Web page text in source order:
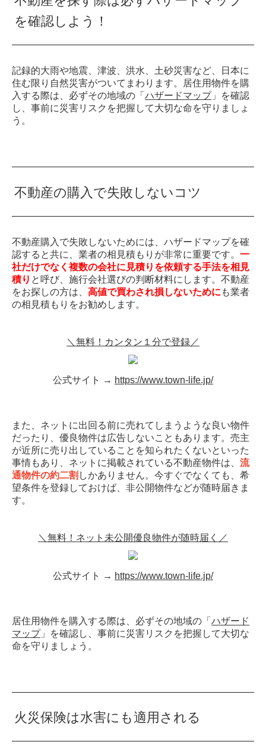
を確認しよう！
記録的大雨や地震、津波、洪水、土砂災害など、日本に
住む限り自然災害がついてまわります。居住用物件を購
入する際は、必ずその地域の「 ハザードマップ」を確認
し、事前に災害リスクを把握して大切な命を守りましょ
う。
不動産の購入で失敗しないコツ
不動産購入で失敗しないためには、ハザードマップを確
認すると共に、業者の相見積もりが非常に重要です。 一
社だけでなく複数の会社に見積りを依頼する手法を相見
積り と呼び、施行会社選びの判断材料にします。不動産
をお探しの方は、 高値で買わされ損しないために も業者
の相見積もりをお勧めします。
＼無料！カンタン１分で登録／
公式サイト → https://www.town-life.jp/
また、ネットに出回る前に売れてしまうような良い物件
だったり、優良物件は広告しないこともあります。売主
が近所に売り出していることを知られたくないといった
事情もあり、ネットに掲載されている不動産物件は、 流
通物件の約二割 しかありません。今すぐでなくても、希
望条件を登録しておけば、非公開物件などが随時届きま
す。
＼無料！ネット未公開優良物件が随時届く／
公式サイト → https://www.town-life.jp/
居住用物件を購入する際は、必ずその地域の「 ハザード
マップ」を確認し、事前に災害リスクを把握して大切な
命を守りましょう。
火災保険は水害にも適用される